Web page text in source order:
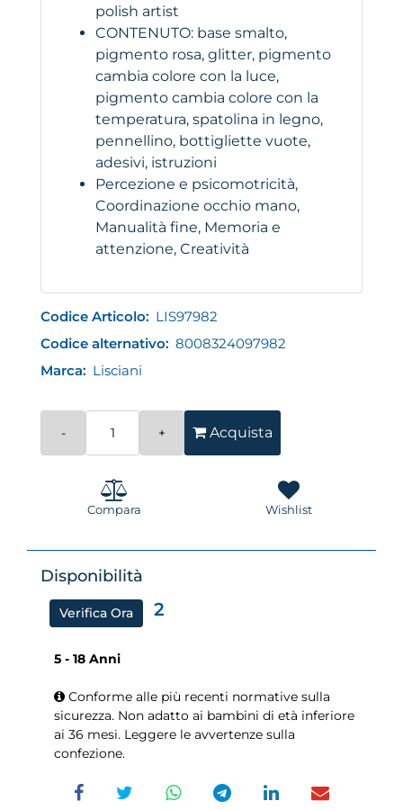
polish artist
CONTENUTO: base smalto,
pigmento rosa, glitter, pigmento
cambia colore con la luce,
pigmento cambia colore con la
temperatura, spatolina in legno,
pennellino, bottigliette vuote,
adesivi, istruzioni
Percezione e psicomotricità,
Coordinazione occhio mano,
Manualità fine, Memoria e
attenzione, Creatività
Codice Articolo: LIS97982
Codice alternativo: 8008324097982
Marca: Lisciani
Acquista
Compara Wishlist
Disponibilità
Verifica Ora 2
5 - 18 Anni
Conforme alle più recenti normative sulla
sicurezza. Non adatto ai bambini di età inferiore
ai 36 mesi. Leggere le avvertenze sulla
confezione.